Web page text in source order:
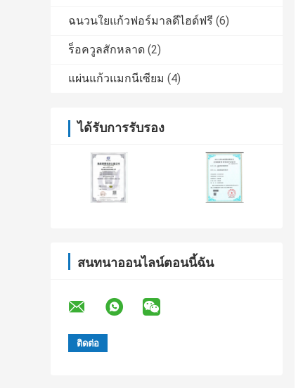
ฉนวนใยแก้วฟอร์มาลดีไฮด์ฟรี (6)
ร็อควูลสักหลาด (2)
แผ่นแก้วแมกนีเซียม (4)
ได้รับการรับรอง
สนทนาออนไลน์ตอนนี้ฉัน